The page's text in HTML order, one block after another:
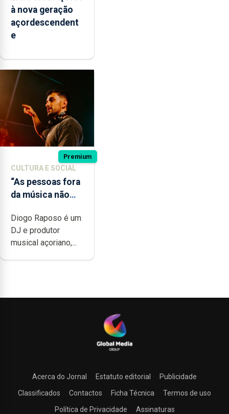
à nova geração
açordescendent
e
Premium
CULTURA E SOCIAL
“As pessoas fora
da música não
quão difícil é
produzir uma
música”
Diogo Raposo é um
DJ e produtor
musical açoriano,...
Acerca do Jornal Estatuto editorial
Publicidade
Classificados
Contactos Ficha Técnica
Termos de uso
Política de Privacidade
Assinaturas